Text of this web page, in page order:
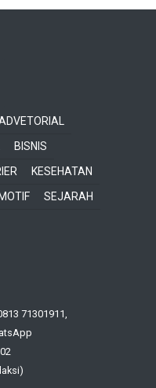
BISNIS
KESEHATAN
SEJARAH
71301911,